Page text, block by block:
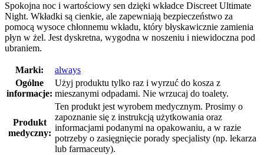
Spokojna noc i wartościowy sen dzięki wkładce Discreet Ultimate
Night. Wkładki są cienkie, ale zapewniają bezpieczeństwo za
pomocą wysoce chłonnemu wkładu, który błyskawicznie zamienia
płyn w żel. Jest dyskretna, wygodna w noszeniu i niewidoczna pod
ubraniem.
Marki:
always
Ogólne
informacje:
Użyj produktu tylko raz i wyrzuć do kosza z
mieszanymi odpadami. Nie wrzucaj do toalety.
Produkt
medyczny:
Ten produkt jest wyrobem medycznym. Prosimy o
zapoznanie się z instrukcją użytkowania oraz
informacjami podanymi na opakowaniu, a w razie
potrzeby o zasięgnięcie porady specjalisty (np. lekarza
lub farmaceuty).